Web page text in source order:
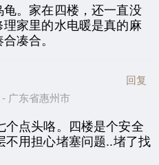
。家在四楼，还一直没
家里的水电暖是真的麻
凑合。
广东省惠州市
回复
个点头咯。四楼是个安全
不用担心堵塞问题..堵了找